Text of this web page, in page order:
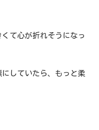
て心が折れそうになっ
していたら、もっと柔